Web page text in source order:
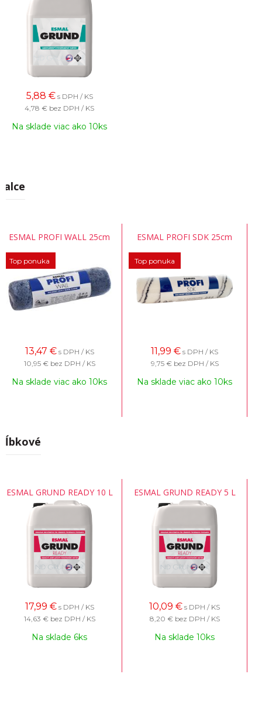
5,88 € s DPH / KS
4,78 € bez DPH / KS
Na sklade viac ako 10ks
ESMAL PROFI WALL 25cm
Top ponuka
13,47 € s DPH / KS
10,95 € bez DPH / KS
Na sklade viac ako 10ks
ESMAL PROFI SDK 25cm
Top ponuka
11,99 € s DPH / KS
9,75 € bez DPH / KS
Na sklade viac ako 10ks
ESMAL GRUND READY 10 L
17,99 € s DPH / KS
14,63 € bez DPH / KS
Na sklade 6ks
ESMAL GRUND READY 5 L
10,09 € s DPH / KS
8,20 € bez DPH / KS
Na sklade 10ks